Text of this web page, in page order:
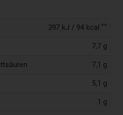
397 kJ / 94 kcal **
7,7 g
7,1 g
5,1 g
1 g